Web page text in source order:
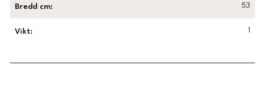
Bredd cm: 53
Vikt: 1